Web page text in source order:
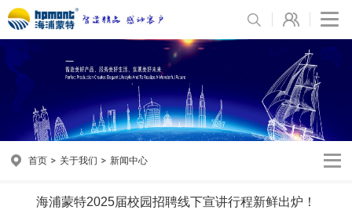
首页 关于我们 新闻中心
海浦蒙特2025届校园招聘线下宣讲行程新鲜出炉！